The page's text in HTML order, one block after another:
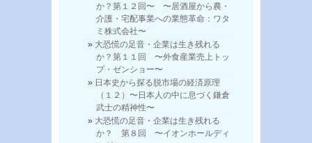
か？第１２回〜 〜居酒屋から農・
介護・宅配事業への業態革命：ワタ
ミ株式会社〜
大恐慌の足音・企業は生き残れる
か？第１１回 〜外食産業売上トッ
プ・ゼンショー〜
日本史から探る脱市場の経済原理
（１２）〜日本人の中に息づく鎌倉
武士の精神性〜
大恐慌の足音・企業は生き残れる
か？ 第８回 〜イオンホールディ